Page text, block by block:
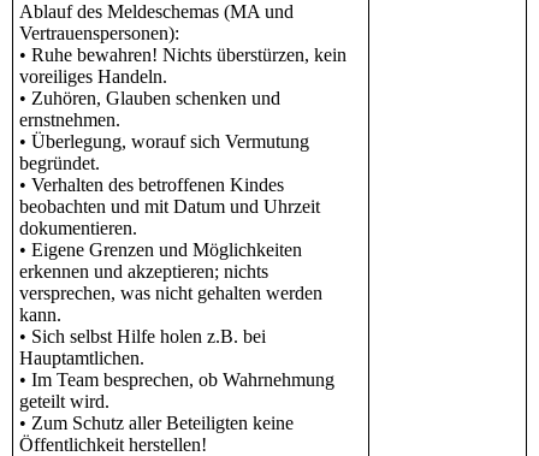
Ablauf des Meldeschemas (MA und
Vertrauenspersonen):
• Ruhe bewahren! Nichts überstürzen, kein
voreiliges Handeln.
• Zuhören, Glauben schenken und
ernstnehmen.
• Überlegung, worauf sich Vermutung
begründet.
• Verhalten des betroffenen Kindes
beobachten und mit Datum und Uhrzeit
dokumentieren.
• Eigene Grenzen und Möglichkeiten
erkennen und akzeptieren; nichts
versprechen, was nicht gehalten werden
kann.
• Sich selbst Hilfe holen z.B. bei
Hauptamtlichen.
• Im Team besprechen, ob Wahrnehmung
geteilt wird.
• Zum Schutz aller Beteiligten keine
Öffentlichkeit herstellen!